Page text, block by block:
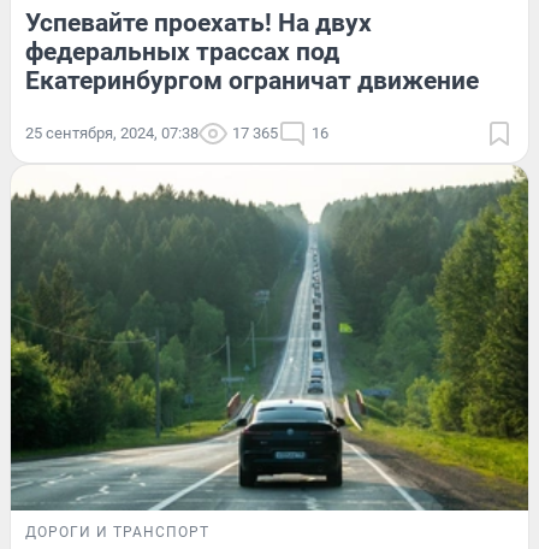
Успевайте проехать! На двух
федеральных трассах под
Екатеринбургом ограничат движение
25 сентября, 2024, 07:38 17 365 16
ДОРОГИ И ТРАНСПОРТ